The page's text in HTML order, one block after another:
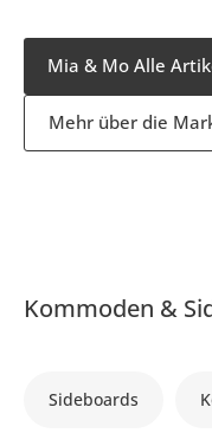
Mia & Mo Alle
Mehr über die
Kommoden &
Sideboards